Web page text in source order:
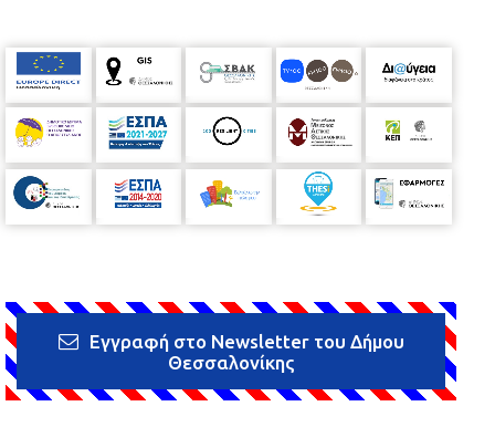
Εγγραφή στο Newsletter του Δήμου
Θεσσαλονίκης